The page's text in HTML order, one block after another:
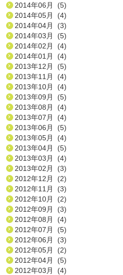
2014年06月 (5)
2014年05月 (4)
2014年04月 (3)
2014年03月 (5)
2014年02月 (4)
2014年01月 (4)
2013年12月 (5)
2013年11月 (4)
2013年10月 (4)
2013年09月 (5)
2013年08月 (4)
2013年07月 (4)
2013年06月 (5)
2013年05月 (4)
2013年04月 (5)
2013年03月 (4)
2013年02月 (3)
2012年12月 (2)
2012年11月 (3)
2012年10月 (2)
2012年09月 (3)
2012年08月 (4)
2012年07月 (5)
2012年06月 (3)
2012年05月 (2)
2012年04月 (5)
2012年03月 (4)